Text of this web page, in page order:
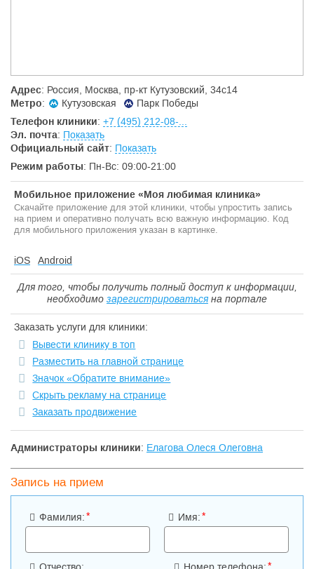
Адрес: Россия, Москва, пр-кт Кутузовский, 34с14
Метро: Кутузовская
Парк Победы
Телефон клиники: +7 (495) 212-08-...
Эл. почта: Показать
Официальный сайт: Показать
Режим работы: Пн-Вс: 09:00-21:00
Мобильное приложение «Моя любимая клиника»
Скачайте приложение для этой клиники, чтобы упростить запись
на прием и оперативно получать всю важную информацию. Код
для мобильного приложения указан в картинке.
iOS Android
Для того, чтобы получить полный доступ к информации,
необходимо зарегистрироватьсяна портале
Заказать услуги для клиники:
Вывести клинику в топ
Разместить на главной странице
Значок «Обратите внимание»
Скрыть рекламу на странице
Заказать продвижение
Администраторы клиники: Елагова Олеся Олеговна
Запись на прием
Фамилия:* Имя:*
*